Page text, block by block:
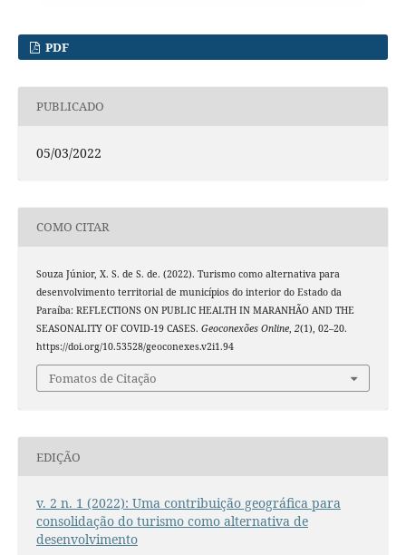
PDF
PUBLICADO
05/03/2022
COMO CITAR
Souza Júnior, X. S. de S. de. (2022). Turismo como alternativa para
desenvolvimento territorial de municípios do interior do Estado da
Paraíba: REFLECTIONS ON PUBLIC HEALTH IN MARANHÃO AND THE
SEASONALITY OF COVID-19 CASES. Geoconexões Online, 2(1), 02–20.
https://doi.org/10.53528/geoconexes.v2i1.94
Fomatos de Citação
EDIÇÃO
v. 2 n. 1 (2022): Uma contribuição geográfica para
consolidação do turismo como alternativa de
desenvolvimento